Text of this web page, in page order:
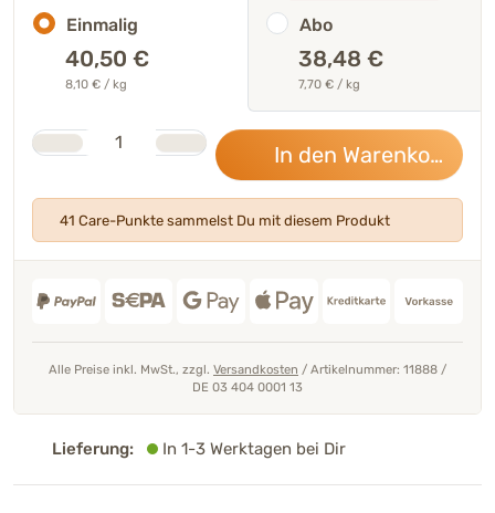
Einmalig
40,50 €
8,10 € / kg
Abo
38,48 €
7,70 € / kg
Anzahl
In den Warenkorb
41 Care-Punkte sammelst Du mit diesem Produkt
Alle Preise inkl. MwSt., zzgl. Versandkosten / Artikelnummer: 11888 /
DE 03 404 0001 13
Lieferung: In 1-3 Werktagen bei Dir